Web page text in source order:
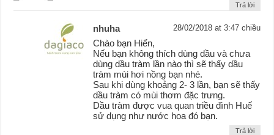
Trả lời
nhuha 28/02/2018 at 3:47 chiều
Chào bạn Hiển,
Nếu bạn không thích dùng dầu và chưa
dùng dầu tràm lần nào thì sẽ thấy dầu
tràm mùi hơi nồng bạn nhé.
Sau khi dùng khoảng 2- 3 lần, bạn sẽ thấy
dầu tràm có mùi thơm đặc trưng.
Dầu tràm được vua quan triều đình Huế
sử dụng như nước hoa đó bạn.
Trả lời